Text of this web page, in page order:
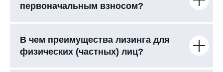
первоначальным взносом?
В чем преимущества лизинга для
физических (частных) лиц?